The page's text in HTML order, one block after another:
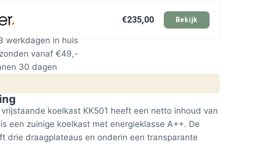
€235,00 Bekijk
werkdagen in huis
vanaf €49,-
30 dagen
koelkast KK501 heeft een netto inhoud van
een zuinige koelkast met energieklasse A++. De
drie draagplateaus en onderin een transparante